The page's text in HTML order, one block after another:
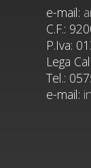
e-mail:
C.F.:
P.Iva:
Lega
Tel.:
e-mail: